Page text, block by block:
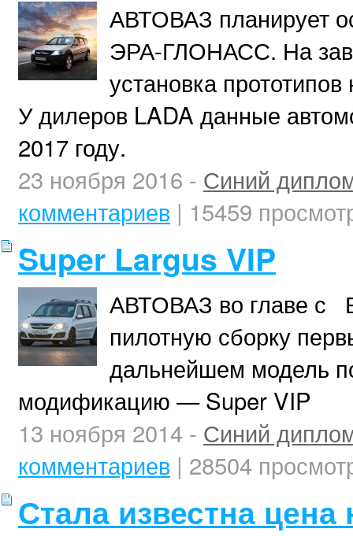
АВТОВАЗ планирует
ЭРА-ГЛОНАСС. На
установка
У дилеров LADA данные
2017 году.
23 ноября 2016 - Синий
комментариев | 15459
Super Largus VIP
АВТОВАЗ во главе с
пилотную сборку
дальнейшем модель
модификацию — Super VIP
13 ноября 2014 - Синий
комментариев | 28504
Стала известна